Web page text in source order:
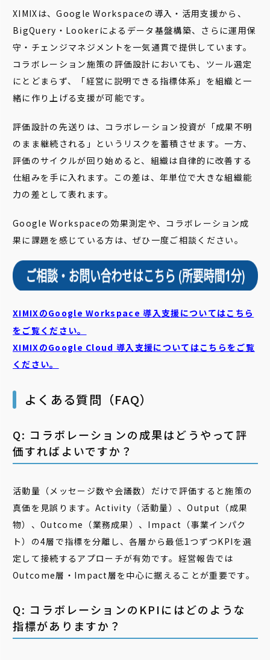
XIMIXは、Google Workspaceの導入・活用支援から、
BigQuery・Lookerによるデータ基盤構築、さらに運用保
守・チェンジマネジメントを一気通貫で提供しています。
コラボレーション施策の評価設計においても、ツール選定
にとどまらず、「経営に説明できる指標体系」を組織と一
緒に作り上げる支援が可能です。
評価設計の先送りは、コラボレーション投資が「成果不明
のまま継続される」というリスクを蓄積させます。一方、
評価のサイクルが回り始めると、組織は自律的に改善する
仕組みを手に入れます。この差は、年単位で大きな組織能
力の差として表れます。
Google Workspaceの効果測定や、コラボレーション成
果に課題を感じている方は、ぜひ一度ご相談ください。
XIMIXのGoogle Workspace 導入支援についてはこちら
をご覧ください。
XIMIXのGoogle Cloud 導入支援についてはこちらをご覧
ください。
よくある質問（FAQ）
Q: コラボレーションの成果はどうやって評
価すればよいですか？
活動量（メッセージ数や会議数）だけで評価すると施策の
真価を見誤ります。Activity（活動量）、Output（成果
物）、Outcome（業務成果）、Impact（事業インパク
ト）の4層で指標を分離し、各層から最低1つずつKPIを選
定して接続するアプローチが有効です。経営報告では
Outcome層・Impact層を中心に据えることが重要です。
Q: コラボレーションのKPIにはどのような
指標がありますか？